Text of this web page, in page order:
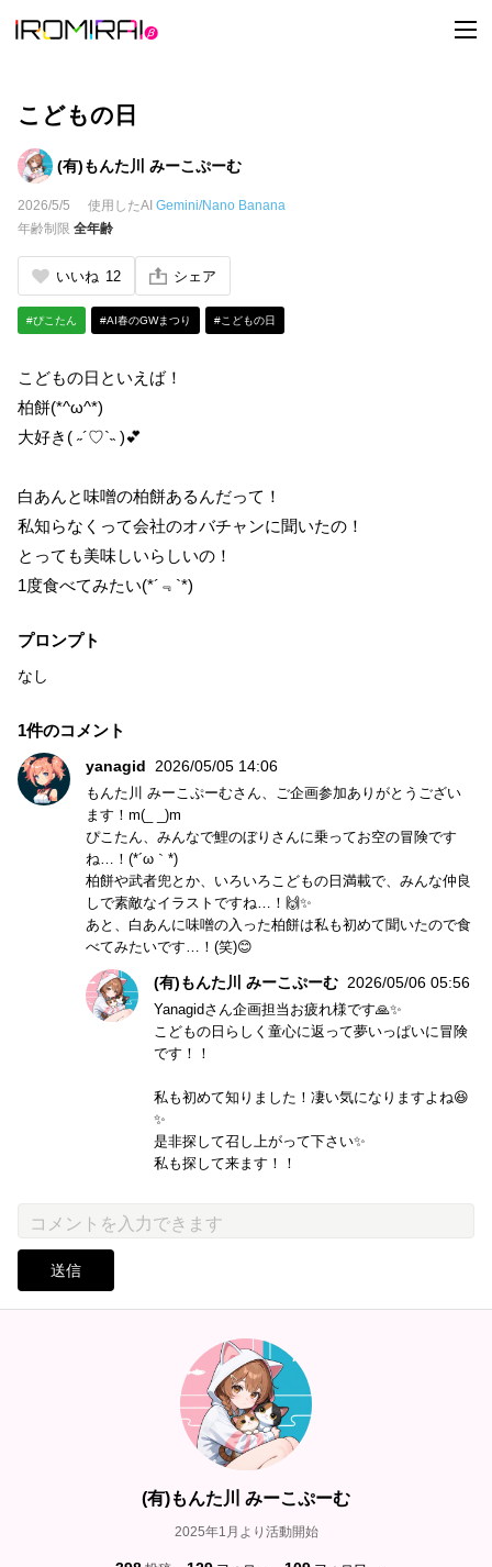
t
o
こどもの日
(有)もんた川 みーこぷーむ
2026/5/5 使用したAI Gemini/Nano Banana
年齢制限 全年齢
いいね 12 シェア
#ぴこたん #AI春のGWまつり #こどもの日
こどもの日といえば！
柏餅(*^ω^*)
大好き( ˶´♡`˵ )💕
白あんと味噌の柏餅あるんだって！
私知らなくって会社のオバチャンに聞いたの！
とっても美味しいらしいの！
1度食べてみたい(*´﹃`*)
プロンプト
なし
1件のコメント
yanagid 2026/05/05 14:06
もんた川 みーこぷーむさん、ご企画参加ありがとうござい
ます！m(_ _)m
ぴこたん、みんなで鯉のぼりさんに乗ってお空の冒険です
ね…！(*´ω｀*)
柏餅や武者兜とか、いろいろこどもの日満載で、みんな仲良
しで素敵なイラストですね…！🙌✨
あと、白あんに味噌の入った柏餅は私も初めて聞いたので食
べてみたいです…！(笑)😊
(有)もんた川 みーこぷーむ 2026/05/06 05:56
Yanagidさん企画担当お疲れ様です🙏✨
こどもの日らしく童心に返って夢いっぱいに冒険
です！！
私も初めて知りました！凄い気になりますよね😆
✨
是非探して召し上がって下さい✨
私も探して来ます！！
送信
(有)もんた川 みーこぷーむ
2025年1月より活動開始